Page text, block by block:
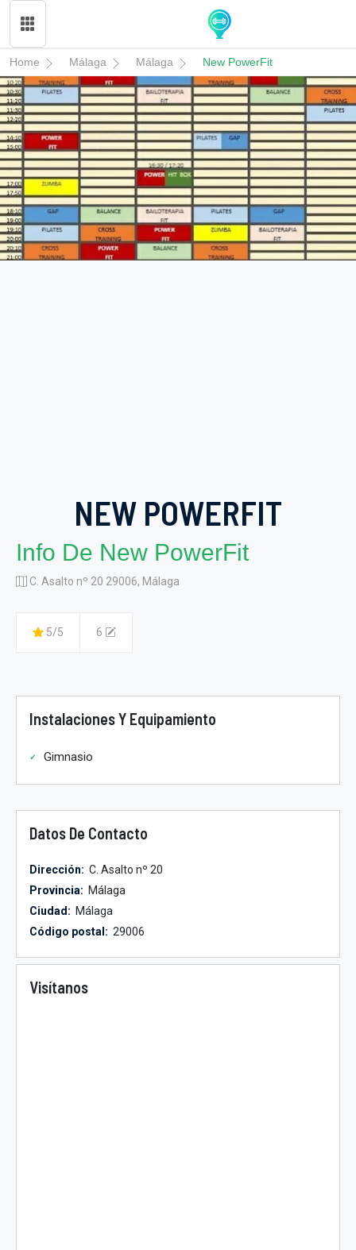
Home Málaga Málaga New PowerFit
NEW POWERFIT
Info De New PowerFit
C. Asalto nº 20 29006, Málaga
5/5 6
Instalaciones Y Equipamiento
Gimnasio
Datos De Contacto
Dirección: C. Asalto nº 20
Provincia: Málaga
Ciudad: Málaga
Código postal: 29006
Visítanos